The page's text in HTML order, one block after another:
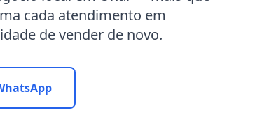
cada atendimento em
de vender de novo.